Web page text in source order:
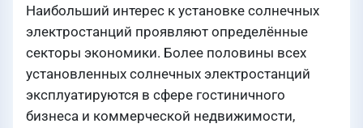
Наибольший интерес к установке солнечных
электростанций проявляют определённые
секторы экономики. Более половины всех
установленных солнечных электростанций
эксплуатируются в сфере гостиничного
бизнеса и коммерческой недвижимости,